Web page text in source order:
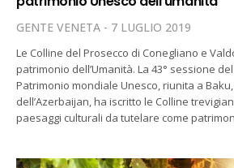
GENTE VENETA 7 LUGLIO 2019
Le Colline del Prosecco di Conegliano e
patrimonio dell’Umanità. La 43° sessione
Patrimonio mondiale Unesco, riunita a
dell’Azerbaijan, ha iscritto le Colline
paesaggi culturali da tutelare come